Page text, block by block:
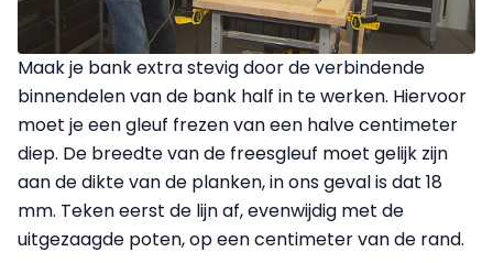
Maak je bank extra stevig door de verbindende
binnendelen van de bank half in te werken. Hiervoor
moet je een gleuf frezen van een halve centimeter
diep. De breedte van de freesgleuf moet gelijk zijn
aan de dikte van de planken, in ons geval is dat 18
mm. Teken eerst de lijn af, evenwijdig met de
uitgezaagde poten, op een centimeter van de rand.